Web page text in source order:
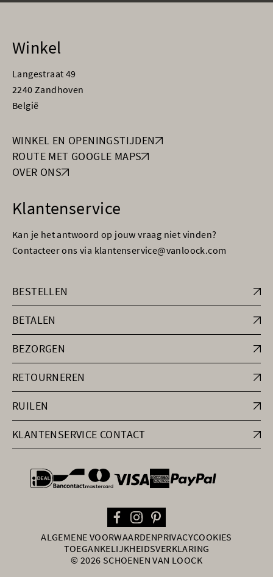
Winkel
Langestraat 49
2240 Zandhoven
België
WINKEL EN OPENINGSTIJDEN
ROUTE MET GOOGLE MAPS
OVER ONS
Klantenservice
Kan je het antwoord op jouw vraag niet vinden?
Contacteer ons via klantenservice@vanloock.com
BESTELLEN
BETALEN
BEZORGEN
RETOURNEREN
RUILEN
KLANTENSERVICE CONTACT
general.paymentOptions
ALGEMENE VOORWAARDENPRIVACYCOOKIES
TOEGANKELIJKHEIDSVERKLARING
© 2026 SCHOENEN VAN LOOCK